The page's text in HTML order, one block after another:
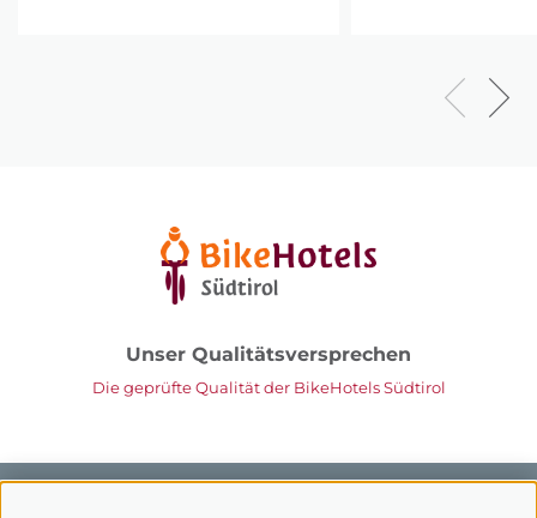
Unser Qualitätsversprechen
Die geprüfte Qualität der BikeHotels Südtirol